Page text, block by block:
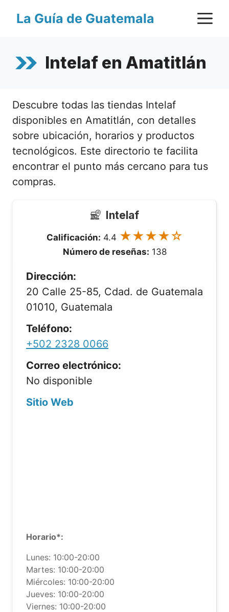
La Guía de Guatemala
Intelaf en Amatitlán
Descubre todas las tiendas Intelaf
disponibles en Amatitlán, con detalles
sobre ubicación, horarios y productos
tecnológicos. Este directorio te facilita
encontrar el punto más cercano para tus
compras.
Intelaf
Calificación: 4.4 ★★★★☆
Número de reseñas: 138
Dirección:
20 Calle 25-85, Cdad. de Guatemala
01010, Guatemala
Teléfono:
+502 2328 0066
Correo electrónico:
No disponible
Sitio Web
Horario*:
Lunes: 10:00-20:00
Martes: 10:00-20:00
Miércoles: 10:00-20:00
Jueves: 10:00-20:00
Viernes: 10:00-20:00